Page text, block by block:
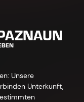
Unsere
Unterkunft,